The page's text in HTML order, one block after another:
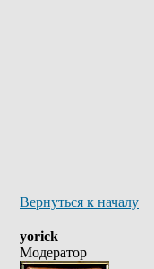
Вернуться к началу
yorick
Модератор